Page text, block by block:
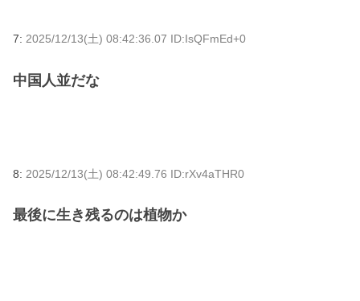
7: 2025/12/13(土) 08:42:36.07 ID:IsQFmEd+0
中国人並だな
8: 2025/12/13(土) 08:42:49.76 ID:rXv4aTHR0
最後に生き残るのは植物か